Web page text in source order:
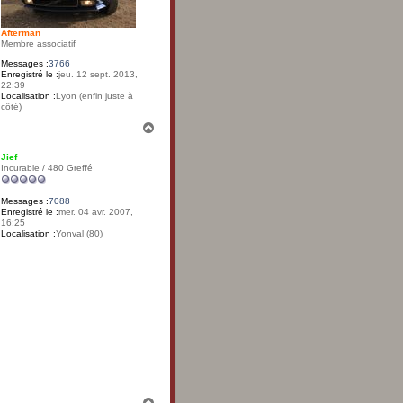
D
Afterman
Membre associatif
Messages :3766
Enregistré le :jeu. 12 sept. 2013,
22:39
Localisation :Lyon (enfin juste à
côté)
Jief
Incurable / 480 Greffé
Messages :7088
Enregistré le :mer. 04 avr. 2007,
16:25
Localisation :Yonval (80)